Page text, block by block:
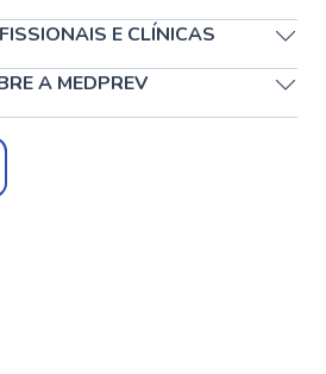
E CLÍNICAS
A MEDPREV